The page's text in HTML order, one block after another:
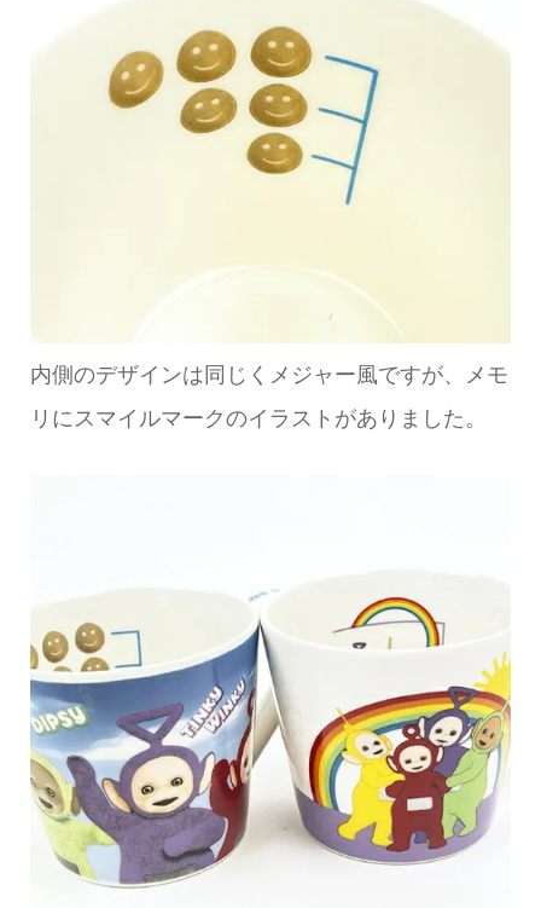
内側のデザインは同じくメジャー風ですが、メモ
リにスマイルマークのイラストがありました。